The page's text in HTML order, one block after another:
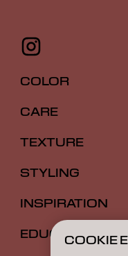
COLOR
CARE
TEXTURE
STYLING
INSPIRATION
EDUCATION
COOKIE